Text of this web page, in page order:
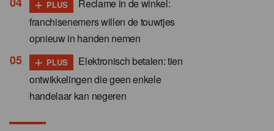
PLUS
Reclame in de winkel:
franchisenemers willen de touwtjes
opnieuw in handen nemen
+ PLUS
Elektronisch betalen: tien
ontwikkelingen die geen enkele
handelaar kan negeren